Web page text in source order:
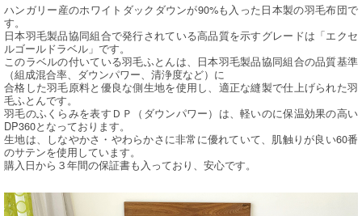
ハンガリー産のホワイトダックダウンが90%も入った日本製の羽毛布団で
す。
日本羽毛製品協同組合で発行されている高品質を示すグレードは「エクセ
ルゴールドラベル」です。
このラベルの付いている羽毛ふとんは、日本羽毛製品協同組合の品質基準
（組成混合率、ダウンパワー、清浄度など）に
合格した羽毛原料と優良な側生地を使用し、適正な縫製で仕上げられた羽
毛ふとんです。
羽毛のふくらみを表すＤＰ（ダウンパワー）は、軽いのに保温効果の高い
DP360となっております。
生地は、しなやかさ・やわらかさに非常に優れていて、肌触りが良い60番
のサテンを使用しています。
購入日から３年間の保証書も入っており、安心です。